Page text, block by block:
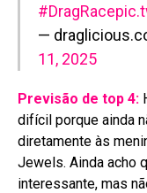
#DragRace
—
11, 2025
Previsão de top 4:
difícil porque ainda
diretamente às
Jewels. Ainda acho
interessante, mas